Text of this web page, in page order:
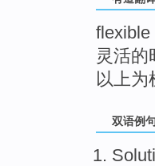
flexible
灵活的
以上
双语例句